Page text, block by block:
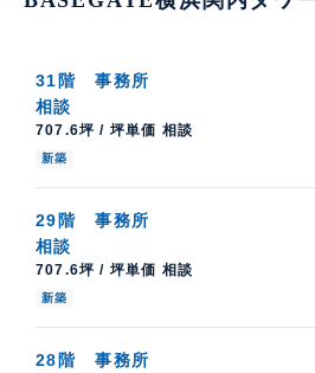
31階事務所
相談
707.6坪 / 坪単価 相談
新築
29階事務所
相談
707.6坪 / 坪単価 相談
新築
28階事務所